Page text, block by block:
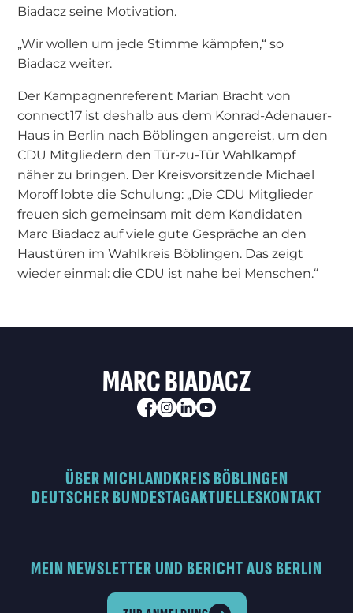
Biadacz seine Motivation.
„Wir wollen um jede Stimme kämpfen,“ so
Biadacz weiter.
Der Kampagnenreferent Marian Bracht von
connect17 ist deshalb aus dem Konrad-Adenauer-
Haus in Berlin nach Böblingen angereist, um den
CDU Mitgliedern den Tür-zu-Tür Wahlkampf
näher zu bringen. Der Kreisvorsitzende Michael
Moroff lobte die Schulung: „Die CDU Mitglieder
freuen sich gemeinsam mit dem Kandidaten
Marc Biadacz auf viele gute Gespräche an den
Haustüren im Wahlkreis Böblingen. Das zeigt
wieder einmal: die CDU ist nahe bei Menschen.“
MARC BIADACZ
ÜBER MICHLANDKREIS BÖBLINGEN
DEUTSCHER BUNDESTAGAKTUELLESKONTAKT
MEIN NEWSLETTER UND BERICHT AUS BERLIN